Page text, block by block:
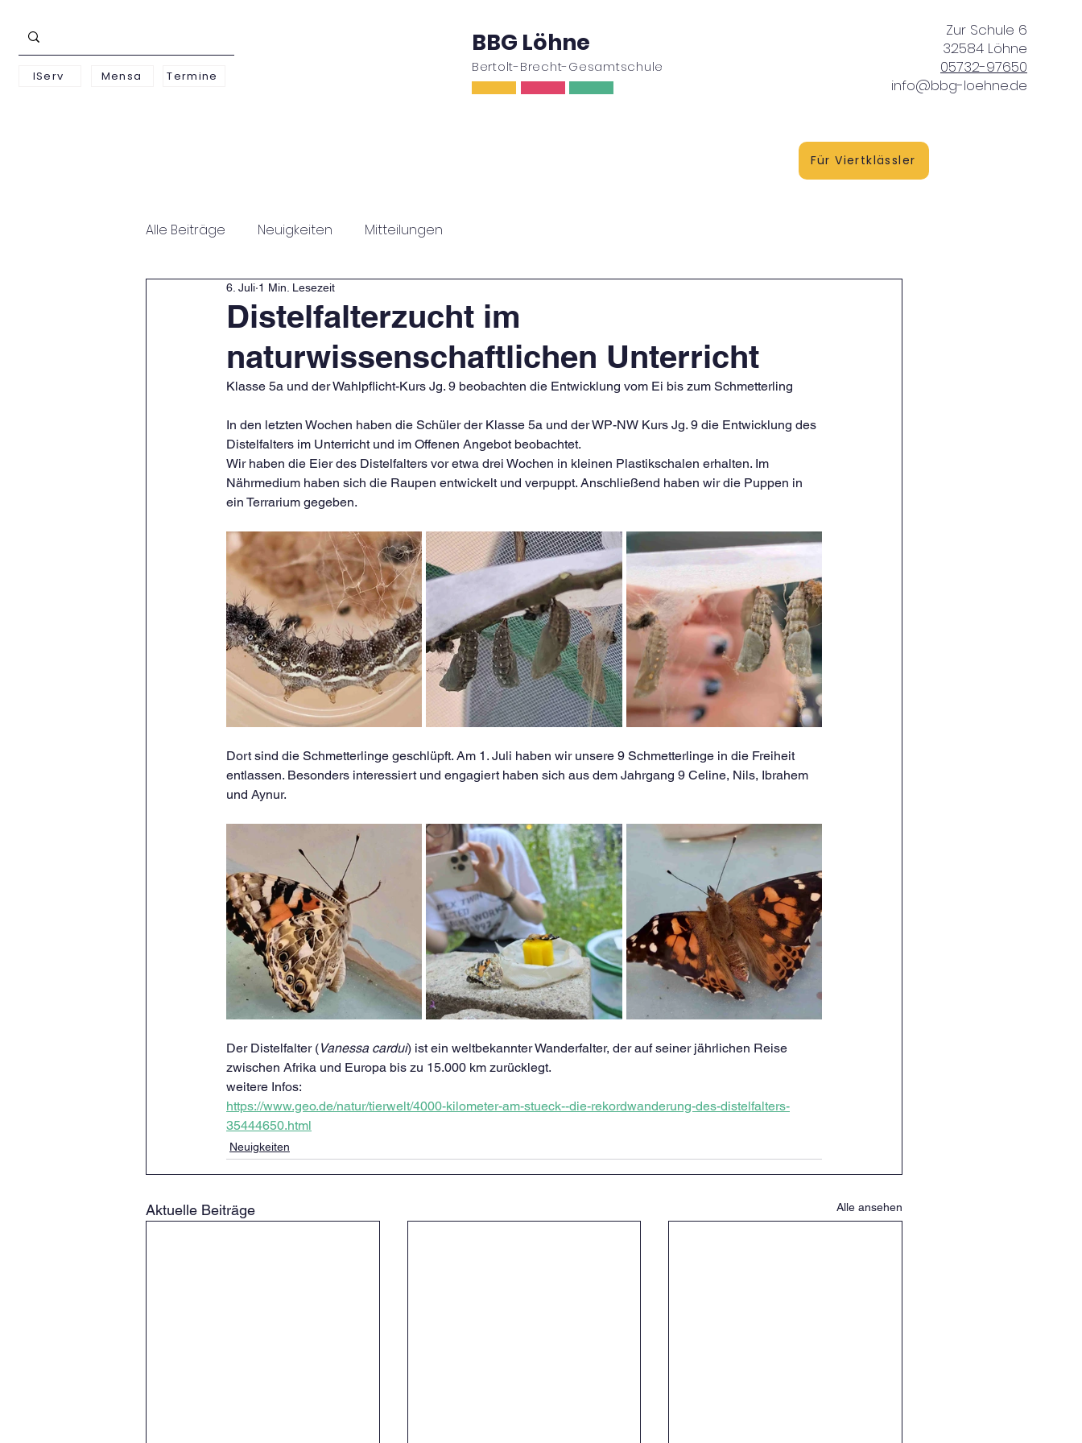
IServ Mensa Termine
BBG Löhne
Bertolt-Brecht-Gesamtschule
Zur Schule 6
32584 Löhne
05732-97650
info@bbg-loehne.de
Für Viertklässler
Alle Beiträge Neuigkeiten Mitteilungen
Distelfalterzucht im
naturwissenschaftlichen Unterricht
6. Juli 1 Min. Lesezeit
Klasse 5a und der Wahlpflicht-Kurs Jg. 9 beobachten die Entwicklung vom Ei bis zum Schmetterling
In den letzten Wochen haben die Schüler der Klasse 5a und der WP-NW Kurs Jg. 9 die Entwicklung des
Distelfalters im Unterricht und im Offenen Angebot beobachtet.
Wir haben die Eier des Distelfalters vor etwa drei Wochen in kleinen Plastikschalen erhalten. Im
Nährmedium haben sich die Raupen entwickelt und verpuppt. Anschließend haben wir die Puppen in
ein Terrarium gegeben.
Dort sind die Schmetterlinge geschlüpft. Am 1. Juli haben wir unsere 9 Schmetterlinge in die Freiheit
entlassen. Besonders interessiert und engagiert haben sich aus dem Jahrgang 9 Celine, Nils, Ibrahem
und Aynur.
Der Distelfalter (Vanessa cardui) ist ein weltbekannter Wanderfalter, der auf seiner jährlichen Reise
zwischen Afrika und Europa bis zu 15.000 km zurücklegt.
weitere Infos:
https://www.geo.de/natur/tierwelt/4000-kilometer-am-stueck--die-rekordwanderung-des-distelfalters-
35444650.html
Neuigkeiten
Aktuelle Beiträge Alle ansehen